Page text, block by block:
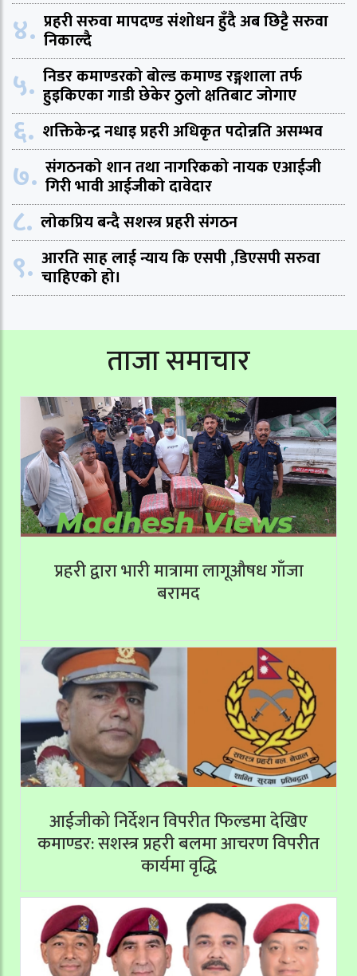
४. प्रहरी सरुवा मापदण्ड संशोधन हुँदै अब छिट्टै सरुवा
निकाल्दै
५. निडर कमाण्डरको बोल्ड कमाण्ड रङ्गशाला तर्फ
हुइकिएका गाडी छेकेर ठुलो क्षतिबाट जोगाए
६. शक्तिकेन्द्र नधाइ प्रहरी अधिकृत पदोन्नति असम्भव
७. संगठनको शान तथा नागरिकको नायक एआईजी
गिरी भावी आईजीको दावेदार
८. लोकप्रिय बन्दै सशस्त्र प्रहरी संगठन
९. आरति साह लाई न्याय कि एसपी ,डिएसपी सरुवा
चाहिएको हो।
ताजा समाचार
प्रहरी द्वारा भारी मात्रामा लागूऔषध गाँजा
बरामद
आईजीको निर्देशन विपरीत फिल्डमा देखिए
कमाण्डर: सशस्त्र प्रहरी बलमा आचरण विपरीत
कार्यमा वृद्धि